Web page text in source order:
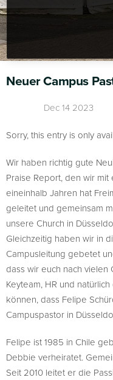
Neuer Campus
Dec 14 2023
Sorry, this entry is only
Wir haben richtig gute
Praise Report, den wir
eineinhalb Jahren hat
geleitet und gemeinsam
unsere Church in
Gleichzeitig haben wir in
Campusleitung gebetet
dass wir euch nach
Keyteam, HR und
können, dass Felipe
Campuspastor in
Felipe ist 1985 in Chile
Debbie verheiratet.
Seit 2010 leitet er die